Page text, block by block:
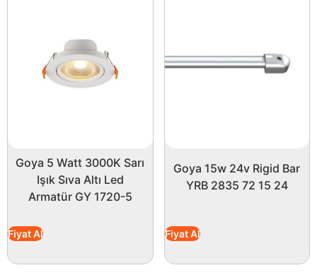
Goya 5 Watt 3000K Sarı
Işık Sıva Altı Led
Armatür GY 1720-5
Fiyat Al
Goya 15w 24v Rigid Bar
YRB 2835 72 15 24
Fiyat Al